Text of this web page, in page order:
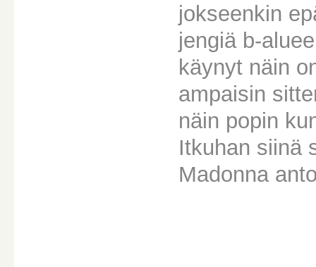
jokseenkin
jengiä b-
käynyt näin
ampaisin
näin popin
Itkuhan siinä
Madonna